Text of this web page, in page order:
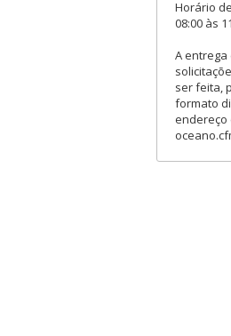
Horário
08:00 às
A
ser feita,
formato
endereço